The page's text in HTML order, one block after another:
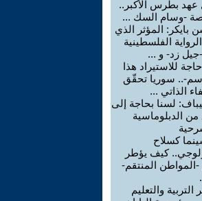
عهد بطرس الأكبر..
-وسام السك ...
بايكر: المؤثر الذي
الفلسطينية
جيل زد- و ...
للاستيراد هذا
.. سوريا تحقّق
الذاتي ...
لسنا بحاجة إلى
من الدبلوماسية
كسلاح
كيف يؤطر
-المواطن المنتقم-
التربية والتعليم